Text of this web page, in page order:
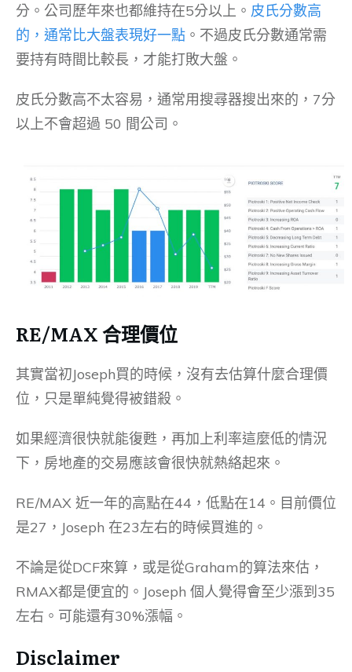
分。公司歷年來也都維持在5分以上。 皮氏分數高
的，通常比大盤表現好一點 。不過皮氏分數通常需
要持有時間比較長，才能打敗大盤。
皮氏分數高不太容易，通常用搜尋器搜出來的，7分
以上不會超過 50 間公司。
RE/MAX 合理價位
其實當初Joseph買的時候，沒有去估算什麼合理價
位，只是單純覺得被錯殺。
如果經濟很快就能復甦，再加上利率這麼低的情況
下，房地產的交易應該會很快就熱絡起來。
RE/MAX 近一年的高點在44，低點在14。目前價位
是27，Joseph 在23左右的時候買進的。
不論是從DCF來算，或是從Graham的算法來估，
RMAX都是便宜的。Joseph 個人覺得會至少漲到35
左右。可能還有30%漲幅。
Disclaimer